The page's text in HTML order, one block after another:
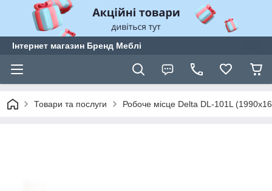
Інтернет магазин Бренд Меблі
Товари та послуги Робоче місце Delta DL-101L